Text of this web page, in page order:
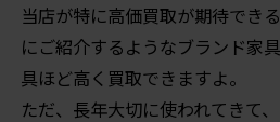
当店が特に高価買取が期待でき
にご紹介するようなブランド家
具ほど高く買取できますよ。
ただ、長年大切に使われてきて